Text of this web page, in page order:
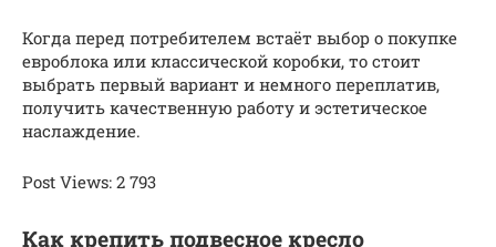
Когда перед потребителем встаёт выбор о покупке
евроблока или классической коробки, то стоит
выбрать первый вариант и немного переплатив,
получить качественную работу и эстетическое
наслаждение.
Post Views: 2 793
Как крепить подвесное кресло